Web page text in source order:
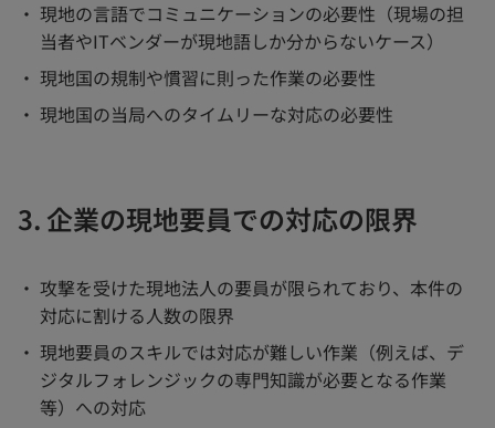
現地の言語でコミュニケーションの必要性（現場の担
当者やITベンダーが現地語しか分からないケース）
現地国の規制や慣習に則った作業の必要性
現地国の当局へのタイムリーな対応の必要性
3. 企業の現地要員での対応の限界
攻撃を受けた現地法人の要員が限られており、本件の
対応に割ける人数の限界
現地要員のスキルでは対応が難しい作業（例えば、デ
ジタルフォレンジックの専門知識が必要となる作業
等）への対応